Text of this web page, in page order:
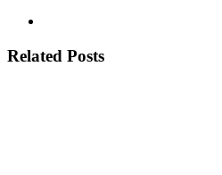
Related Posts